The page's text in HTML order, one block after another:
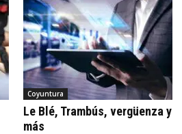
Coyuntura
Le Blé, Trambús, vergüenza y
más